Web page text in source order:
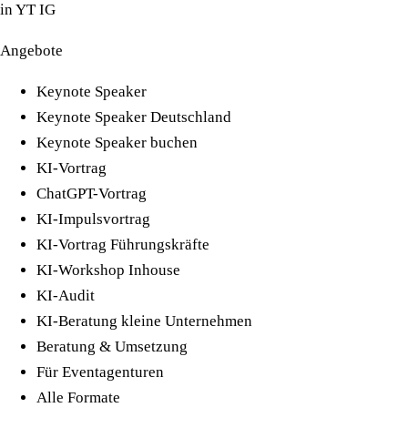
inYT IG
Angebote
Keynote Speaker
Keynote Speaker Deutschland
Keynote Speaker buchen
KI-Vortrag
ChatGPT-Vortrag
KI-Impulsvortrag
KI-Vortrag Führungskräfte
KI-Workshop Inhouse
KI-Audit
KI-Beratung kleine Unternehmen
Beratung & Umsetzung
Für Eventagenturen
Alle Formate